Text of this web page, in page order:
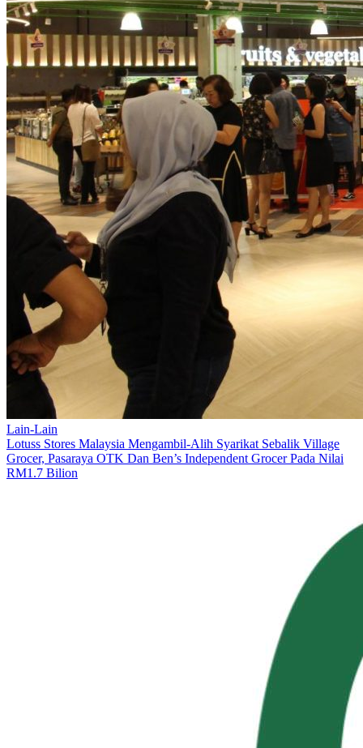
Lain-Lain
Lotuss Stores Malaysia Mengambil-Alih Syarikat Sebalik Village
Grocer, Pasaraya OTK Dan Ben’s Independent Grocer Pada Nilai
RM1.7 Bilion